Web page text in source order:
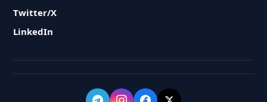
Twitter/X
LinkedIn